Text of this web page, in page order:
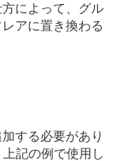
方によって、グル
アに置き換わる
する必要があり
上記の例で使用し